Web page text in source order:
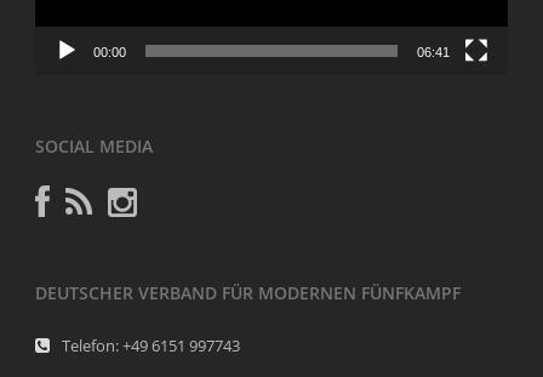
00:00 06:41
SOCIAL MEDIA
DEUTSCHER VERBAND FÜR MODERNEN FÜNFKAMPF
Telefon: +49 6151 997743